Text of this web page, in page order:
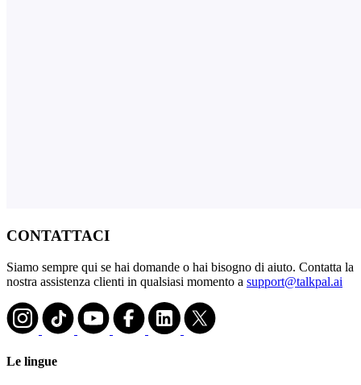
CONTATTACI
Siamo sempre qui se hai domande o hai bisogno di aiuto. Contatta la
nostra assistenza clienti in qualsiasi momento a support@talkpal.ai
Le lingue